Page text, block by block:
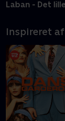
Laban - Det
Inspireret